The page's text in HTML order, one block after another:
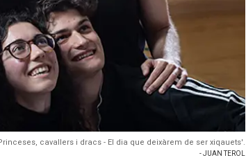
cavallers i dracs - El dia que deixàrem de ser xiqauets'.
- JUAN TEROL